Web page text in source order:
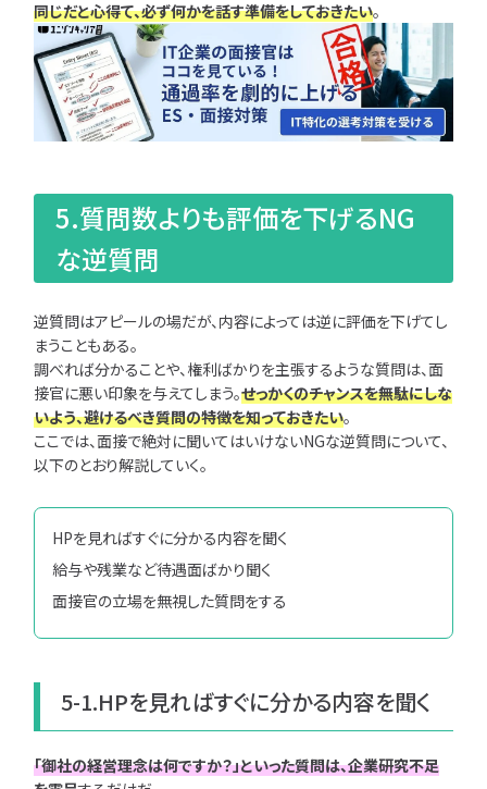
同じだと心得て、必ず何かを話す準備をしておきたい。
5.質問数よりも評価を下げるNG
な逆質問
逆質問はアピールの場だが、内容によっては逆に評価を下げてし
まうこともある。
調べれば分かることや、権利ばかりを主張するような質問は、面
接官に悪い印象を与えてしまう。せっかくのチャンスを無駄にしな
いよう、避けるべき質問の特徴を知っておきたい。
ここでは、面接で絶対に聞いてはいけないNGな逆質問について、
以下のとおり解説していく。
HPを見ればすぐに分かる内容を聞く
給与や残業など待遇面ばかり聞く
面接官の立場を無視した質問をする
5-1.HPを見ればすぐに分かる内容を聞く
「御社の経営理念は何ですか？」といった質問は、企業研究不足